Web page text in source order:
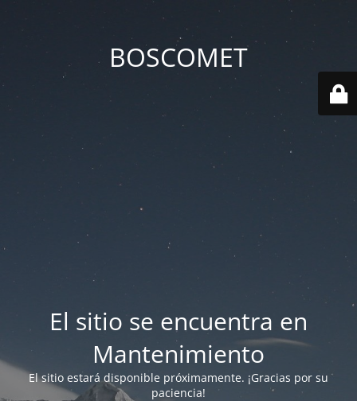
BOSCOMET
El sitio se encuentra en
Mantenimiento
El sitio estará disponible próximamente. ¡Gracias por su
paciencia!